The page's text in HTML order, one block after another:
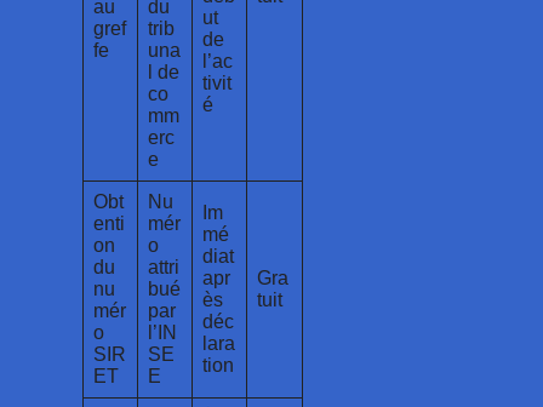
au
gref
fe
du
trib
una
l de
co
mm
erc
e
ut
de
l’ac
tivit
é
Obt
enti
on
du
nu
mér
o
SIR
ET
Nu
mér
o
attri
bué
par
l’IN
SE
E
Im
mé
diat
apr
ès
déc
lara
tion
Gra
tuit